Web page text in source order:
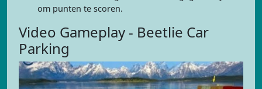
om punten te scoren.
Video Gameplay - Beetlie Car
Parking